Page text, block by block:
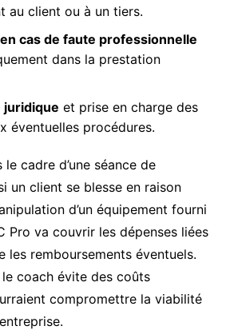
au client ou à un tiers.
cas de faute professionnelle
dans la prestation
juridique et prise en charge des
éventuelles procédures.
cadre d’une séance de
un client se blesse en raison
d’un équipement fourni
Pro va couvrir les dépenses liées
les remboursements éventuels.
coach évite des coûts
compromettre la viabilité